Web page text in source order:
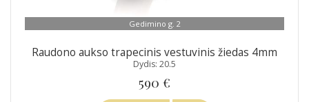
Gedimino g. 2
Raudono aukso trapecinis vestuvinis žiedas 4mm
Dydis: 20.5
590 €